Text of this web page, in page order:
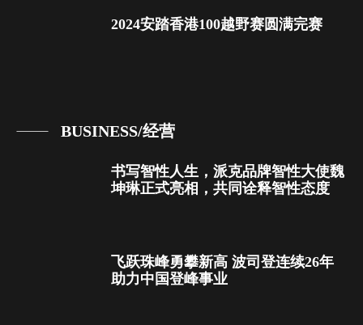
2024安踏香港100越野赛圆满完赛
BUSINESS/经营
书写智性人生，派克品牌智性大使魏
坤琳正式亮相，共同诠释智性态度
飞跃珠峰勇攀新高 波司登连续26年
助力中国登峰事业